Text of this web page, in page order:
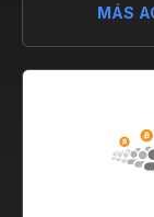
MÁS